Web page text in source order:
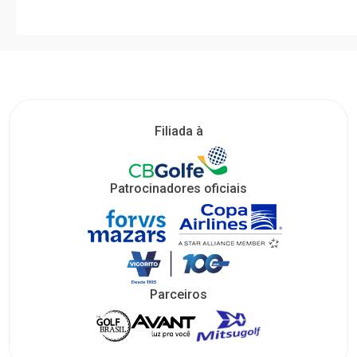
Filiada à
Patrocinadores oficiais
Parceiros